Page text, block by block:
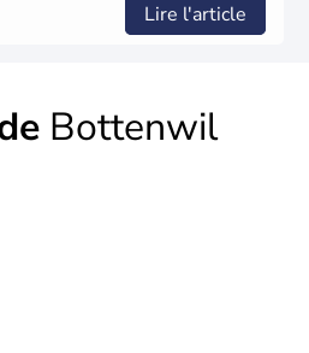
Lire l'article
Bottenwil